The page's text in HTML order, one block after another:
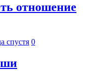
отношение
спустя 0